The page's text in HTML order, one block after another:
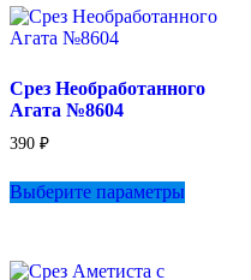
Срез Необработанного
Агата №8604
390 ₽
Выберите параметры